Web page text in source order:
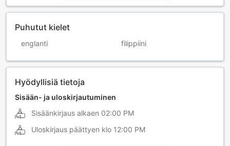
Puhutut kielet
englanti filippiini
Hyödyllisiä tietoja
Sisään- ja uloskirjautuminen
Sisäänkirjaus alkaen 02:00 PM
Uloskirjaus päättyen klo 12:00 PM